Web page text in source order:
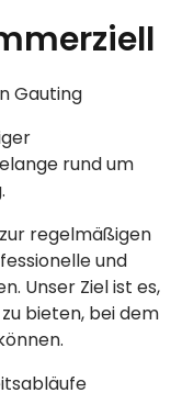
Gauting
rund um
regelmäßigen
und
Unser Ziel ist es,
bieten, bei dem